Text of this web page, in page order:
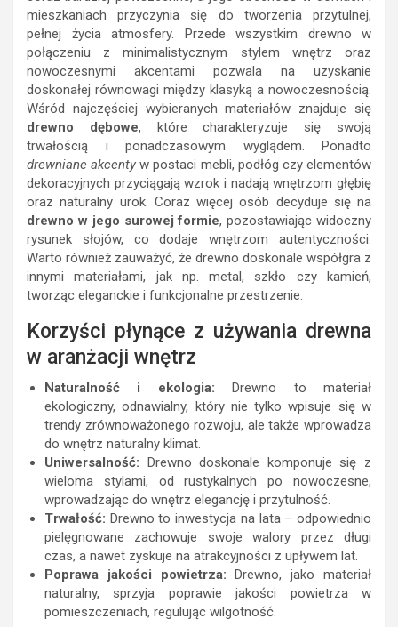
mieszkaniach przyczynia się do tworzenia przytulnej,
pełnej życia atmosfery. Przede wszystkim drewno w
połączeniu z minimalistycznym stylem wnętrz oraz
nowoczesnymi akcentami pozwala na uzyskanie
doskonałej równowagi między klasyką a nowoczesnością.
Wśród najczęściej wybieranych materiałów znajduje się
drewno dębowe, które charakteryzuje się swoją
trwałością i ponadczasowym wyglądem. Ponadto
drewniane akcenty w postaci mebli, podłóg czy elementów
dekoracyjnych przyciągają wzrok i nadają wnętrzom głębię
oraz naturalny urok. Coraz więcej osób decyduje się na
drewno w jego surowej formie, pozostawiając widoczny
rysunek słojów, co dodaje wnętrzom autentyczności.
Warto również zauważyć, że drewno doskonale współgra z
innymi materiałami, jak np. metal, szkło czy kamień,
tworząc eleganckie i funkcjonalne przestrzenie.
Korzyści płynące z używania drewna
w aranżacji wnętrz
Naturalność i ekologia: Drewno to materiał
ekologiczny, odnawialny, który nie tylko wpisuje się w
trendy zrównoważonego rozwoju, ale także wprowadza
do wnętrz naturalny klimat.
Uniwersalność: Drewno doskonale komponuje się z
wieloma stylami, od rustykalnych po nowoczesne,
wprowadzając do wnętrz elegancję i przytulność.
Trwałość: Drewno to inwestycja na lata – odpowiednio
pielęgnowane zachowuje swoje walory przez długi
czas, a nawet zyskuje na atrakcyjności z upływem lat.
Poprawa jakości powietrza: Drewno, jako materiał
naturalny, sprzyja poprawie jakości powietrza w
pomieszczeniach, regulując wilgotność.